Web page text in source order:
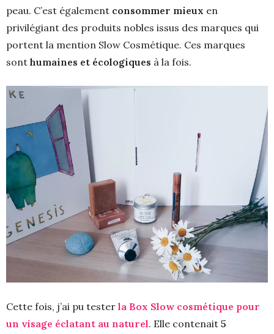
peau. C’est également consommer mieux en
privilégiant des produits nobles issus des marques qui
portent la mention Slow Cosmétique. Ces marques
sont humaines et écologiques à la fois.
Cette fois, j’ai pu tester la Box Slow cosmétique pour
un visage éclatant au naturel. Elle contenait 5